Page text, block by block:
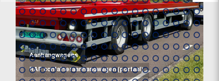
Aanhangwagens
RAF containeraanhangwagen (portaal)